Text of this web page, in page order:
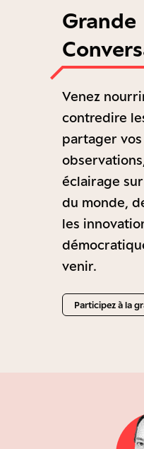
Grande
Venez
contredire
partager vos
éclairage
du monde,
les
venir.
Participez à la